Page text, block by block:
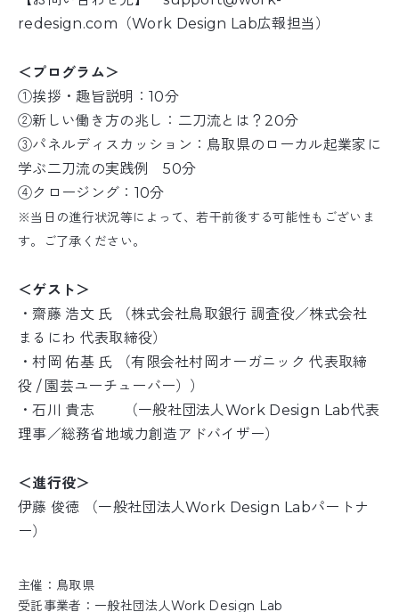
redesign.com（Work Design Lab広報担当）
＜プログラム＞
①挨拶・趣旨説明：10分
②新しい働き方の兆し：二刀流とは？20分
③パネルディスカッション：鳥取県のローカル起業家に
学ぶ二刀流の実践例 50分
④クロージング：10分
※当日の進行状況等によって、若干前後する可能性もございま
す。ご了承ください。
＜ゲスト＞
・齋藤 浩文 氏 （株式会社鳥取銀行 調査役／株式会社
まるにわ 代表取締役）
・村岡 佑基 氏 （有限会社村岡オーガニック 代表取締
役 / 園芸ユーチューバー））
・石川 貴志 （一般社団法人Work Design Lab代表
理事／総務省地域力創造アドバイザー）
＜進行役＞
伊藤 俊徳 （一般社団法人Work Design Labパートナ
ー）
主催：鳥取県
受託事業者：一般社団法人Work Design Lab